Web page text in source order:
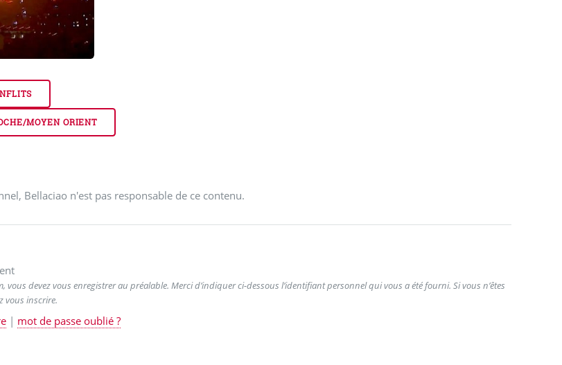
MOYEN ORIENT
Bellaciao n'est pas responsable de ce contenu.
vous devez vous enregistrer au préalable. Merci d’indiquer ci-dessous l’identifiant personnel qui vous a été fourni. Si vous n’êtes
vous inscrire.
| mot de passe oublié ?